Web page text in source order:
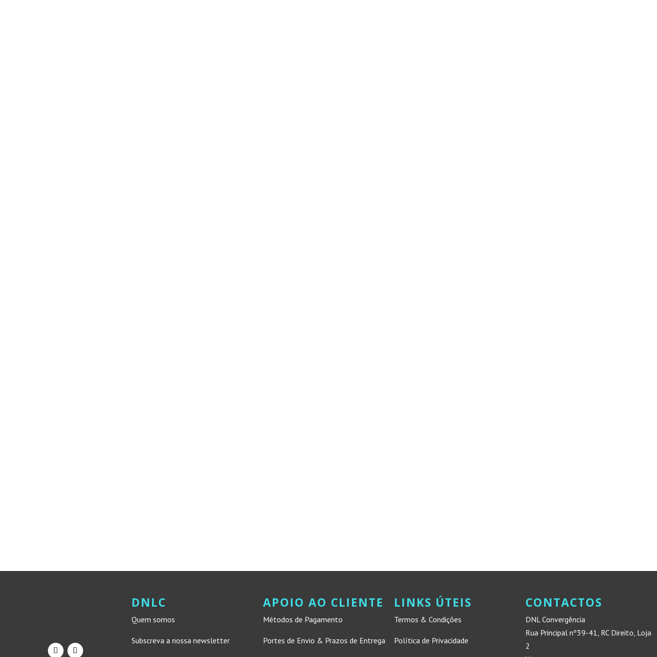
DNLC
Quem somos
Subscreva a nossa newsletter
APOIO AO CLIENTE
Métodos de Pagamento
Portes de Envio & Prazos de Entrega
LINKS ÚTEIS
Termos & Condições
Política de Privacidade
CONTACTOS
DNL Convergência
Rua Principal nº39-41, RC Direito, Loja
2